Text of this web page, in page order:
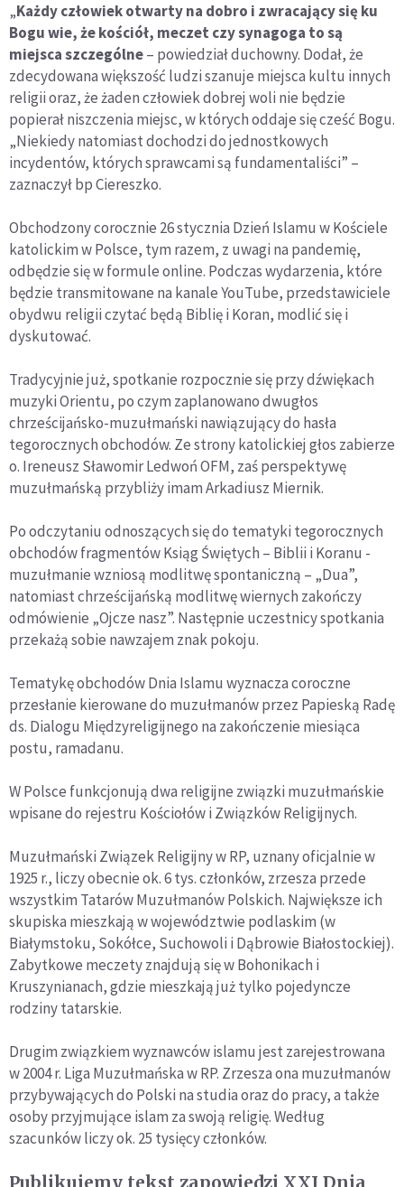
„Każdy człowiek otwarty na dobro i zwracający się ku
Bogu wie, że kościół, meczet czy synagoga to są
miejsca szczególne– powiedział duchowny. Dodał, że
zdecydowana większość ludzi szanuje miejsca kultu innych
religii oraz, że żaden człowiek dobrej woli nie będzie
popierał niszczenia miejsc, w których oddaje się cześć Bogu.
„Niekiedy natomiast dochodzi do jednostkowych
incydentów, których sprawcami są fundamentaliści” –
zaznaczył bp Ciereszko.
Obchodzony corocznie 26 stycznia Dzień Islamu w Kościele
katolickim w Polsce, tym razem, z uwagi na pandemię,
odbędzie się w formule online. Podczas wydarzenia, które
będzie transmitowane na kanale YouTube, przedstawiciele
obydwu religii czytać będą Biblię i Koran, modlić się i
dyskutować.
Tradycyjnie już, spotkanie rozpocznie się przy dźwiękach
muzyki Orientu, po czym zaplanowano dwugłos
chrześcijańsko-muzułmański nawiązujący do hasła
tegorocznych obchodów. Ze strony katolickiej głos zabierze
o. Ireneusz Sławomir Ledwoń OFM, zaś perspektywę
muzułmańską przybliży imam Arkadiusz Miernik.
Po odczytaniu odnoszących się do tematyki tegorocznych
obchodów fragmentów Ksiąg Świętych – Biblii i Koranu -
muzułmanie wzniosą modlitwę spontaniczną – „Dua”,
natomiast chrześcijańską modlitwę wiernych zakończy
odmówienie „Ojcze nasz”. Następnie uczestnicy spotkania
przekażą sobie nawzajem znak pokoju.
Tematykę obchodów Dnia Islamu wyznacza coroczne
przesłanie kierowane do muzułmanów przez Papieską Radę
ds. Dialogu Międzyreligijnego na zakończenie miesiąca
postu, ramadanu.
W Polsce funkcjonują dwa religijne związki muzułmańskie
wpisane do rejestru Kościołów i Związków Religijnych.
Muzułmański Związek Religijny w RP, uznany oficjalnie w
1925 r., liczy obecnie ok. 6 tys. członków, zrzesza przede
wszystkim Tatarów Muzułmanów Polskich. Największe ich
skupiska mieszkają w województwie podlaskim (w
Białymstoku, Sokółce, Suchowoli i Dąbrowie Białostockiej).
Zabytkowe meczety znajdują się w Bohonikach i
Kruszynianach, gdzie mieszkają już tylko pojedyncze
rodziny tatarskie.
Drugim związkiem wyznawców islamu jest zarejestrowana
w 2004 r. Liga Muzułmańska w RP. Zrzesza ona muzułmanów
przybywających do Polski na studia oraz do pracy, a także
osoby przyjmujące islam za swoją religię. Według
szacunków liczy ok. 25 tysięcy członków.
Publikujemy tekst zapowiedzi XXI Dnia